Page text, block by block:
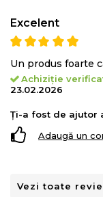
Excelent
Un produs foarte
Achiziție
23.02.2026
Ți-a fost de ajutor
Adaugă un
Vezi toate